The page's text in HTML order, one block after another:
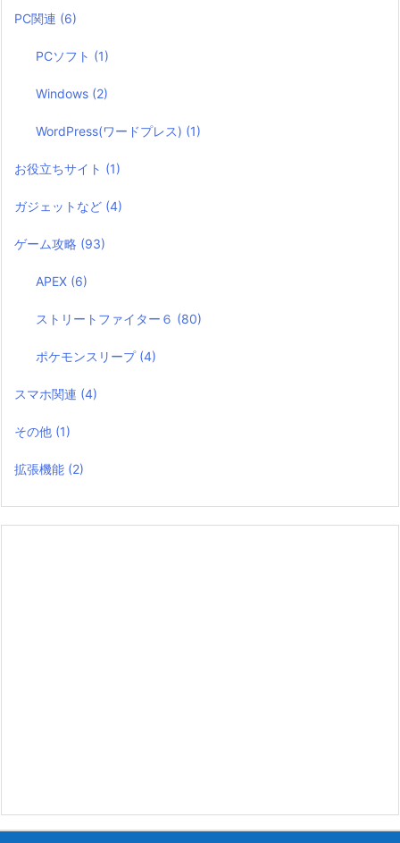
PC関連 (6)
PCソフト (1)
Windows (2)
WordPress(ワードプレス) (1)
お役立ちサイト (1)
ガジェットなど (4)
ゲーム攻略 (93)
APEX (6)
ストリートファイター６ (80)
ポケモンスリープ (4)
スマホ関連 (4)
その他 (1)
拡張機能 (2)